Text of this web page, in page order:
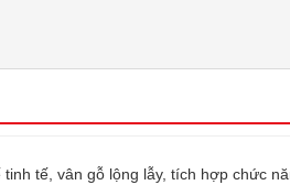
tế, vân gỗ lộng lẫy, tích hợp chức